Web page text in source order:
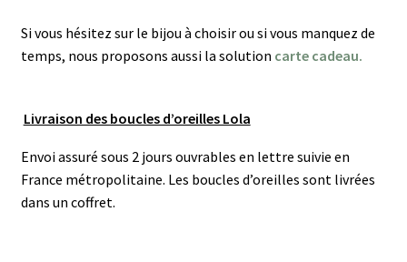
Si vous hésitez sur le bijou à choisir ou si vous manquez de
temps, nous proposons aussi la solution carte cadeau.
Livraison des boucles d’oreilles Lola
Envoi assuré sous 2 jours ouvrables en lettre suivie en
France métropolitaine. Les boucles d’oreilles sont livrées
dans un coffret.